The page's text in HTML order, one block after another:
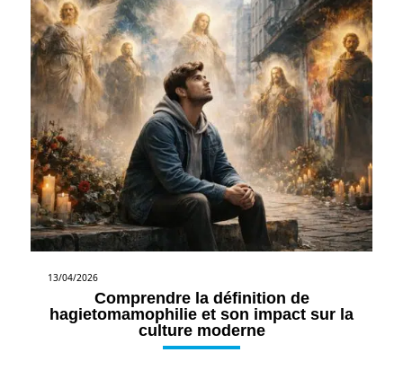
13/04/2026
Comprendre la définition de
hagietomamophilie et son impact sur la
culture moderne